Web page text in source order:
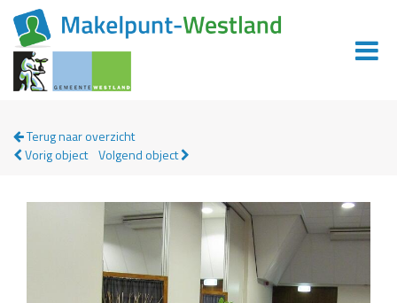
Terug naar overzicht
Vorig object Volgend object